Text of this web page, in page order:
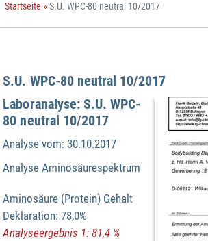
Startseite »S.U. WPC-80 neutral 10/2017
S.U. WPC-80 neutral 10/2017
Laboranalyse: S.U. WPC-
80 neutral 10/2017
Analyse vom: 30.10.2017
Analyse Aminosäurespektrum
Aminosäure (Protein) Gehalt
Deklaration: 78,0%
Analyseergebnis 1: 81,4 %